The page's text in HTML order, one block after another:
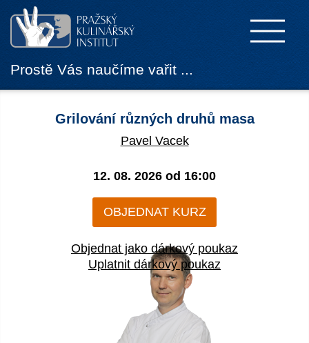
Prostě Vás naučíme vařit ...
Grilování různých druhů masa
Pavel Vacek
12. 08. 2026 od 16:00
OBJEDNAT KURZ
Objednat jako dárkový poukaz
Uplatnit dárkový poukaz